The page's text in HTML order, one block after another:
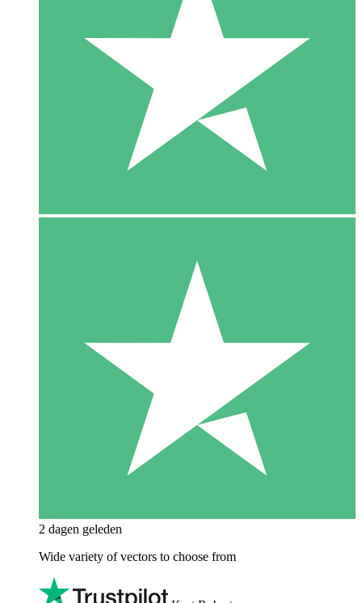
2 dagen geleden
Wide variety of vectors to choose from